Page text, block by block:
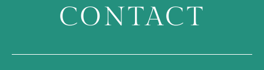
CONTACT